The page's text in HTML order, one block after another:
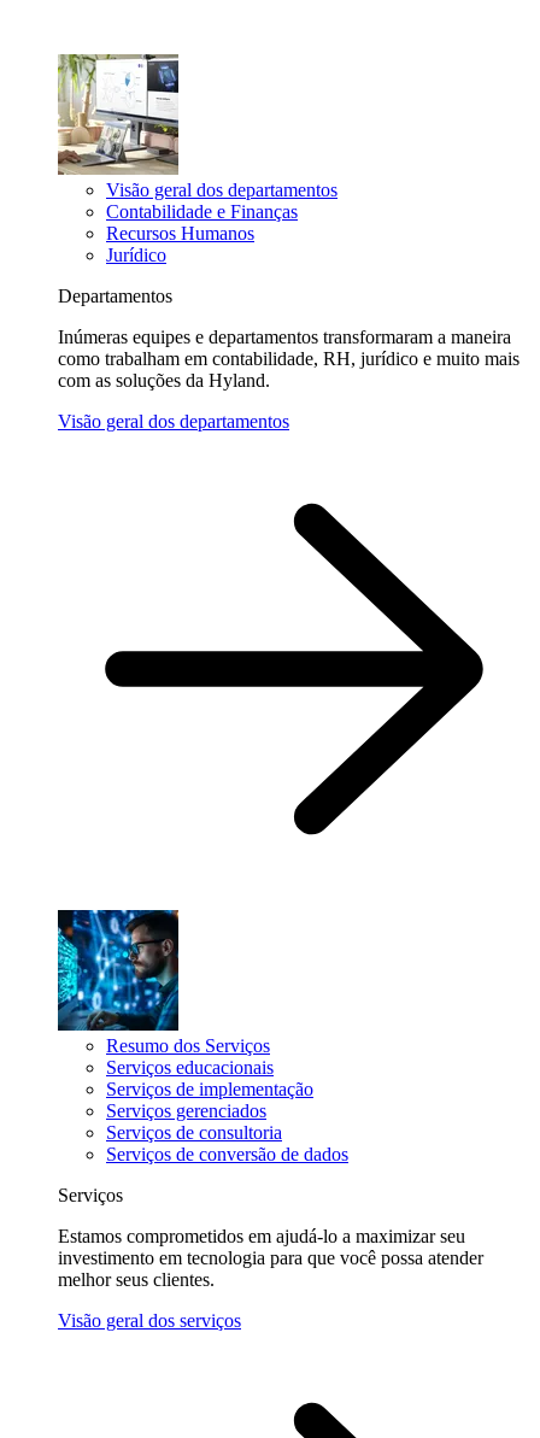
Visão geral dos departamentos
Contabilidade e Finanças
Recursos Humanos
Jurídico
Departamentos
Inúmeras equipes e departamentos transformaram a maneira
como trabalham em contabilidade, RH, jurídico e muito mais
com as soluções da Hyland.
Visão geral dos departamentos
Resumo dos Serviços
Serviços educacionais
Serviços de implementação
Serviços gerenciados
Serviços de consultoria
Serviços de conversão de dados
Serviços
Estamos comprometidos em ajudá-lo a maximizar seu
investimento em tecnologia para que você possa atender
melhor seus clientes.
Visão geral dos serviços